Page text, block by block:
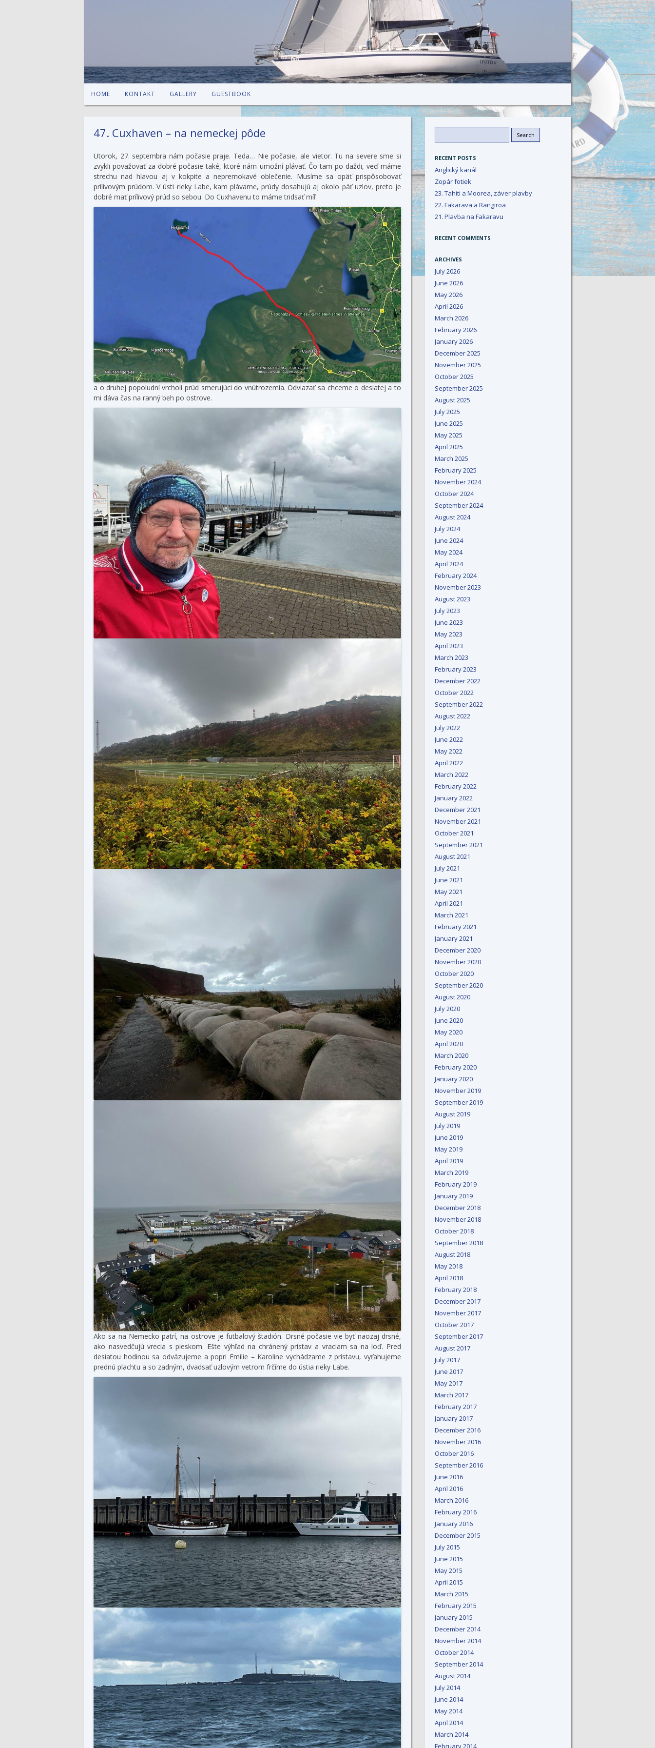
Skip to content
HOME KONTAKT GALLERY GUESTBOOK
47. Cuxhaven – na nemeckej pôde
Utorok, 27. septembra nám počasie praje. Teda… Nie počasie, ale vietor. Tu na severe sme si
zvykli považovať za dobré počasie také, ktoré nám umožní plávať. Čo tam po daždi, veď máme
strechu nad hlavou aj v kokpite a nepremokavé oblečenie. Musíme sa opäť prispôsobovať
prílivovým prúdom. V ústi rieky Labe, kam plávame, prúdy dosahujú aj okolo päť uzlov, preto je
dobré mať prílivový prúd so sebou. Do Cuxhavenu to máme tridsať míľ
a o druhej popoludní vrcholí prúd smerujúci do vnútrozemia. Odviazať sa chceme o desiatej a to
mi dáva čas na ranný beh po ostrove.
Ako sa na Nemecko patrí, na ostrove je futbalový štadión. Drsné počasie vie byť naozaj drsné,
ako nasvedčujú vrecia s pieskom. Ešte výhľad na chránený prístav a vraciam sa na loď. Pred
desiatou hodinou sa odväzujeme a popri Emilie – Karoline vychádzame z prístavu, vyťahujeme
prednú plachtu a so zadným, dvadsať uzlovým vetrom frčíme do ústia rieky Labe.
for:
RECENT POSTS
Anglický kanál
Zopár fotiek
23. Tahiti a Moorea, záver plavby
22. Fakarava a Rangiroa
21. Plavba na Fakaravu
RECENT COMMENTS
ARCHIVES
July 2026
June 2026
May 2026
April 2026
March 2026
February 2026
January 2026
December 2025
November 2025
October 2025
September 2025
August 2025
July 2025
June 2025
May 2025
April 2025
March 2025
February 2025
November 2024
October 2024
September 2024
August 2024
July 2024
June 2024
May 2024
April 2024
February 2024
November 2023
August 2023
July 2023
June 2023
May 2023
April 2023
March 2023
February 2023
December 2022
October 2022
September 2022
August 2022
July 2022
June 2022
May 2022
April 2022
March 2022
February 2022
January 2022
December 2021
November 2021
October 2021
September 2021
August 2021
July 2021
June 2021
May 2021
April 2021
March 2021
February 2021
January 2021
December 2020
November 2020
October 2020
September 2020
August 2020
July 2020
June 2020
May 2020
April 2020
March 2020
February 2020
January 2020
November 2019
September 2019
August 2019
July 2019
June 2019
May 2019
April 2019
March 2019
February 2019
January 2019
December 2018
November 2018
October 2018
September 2018
August 2018
May 2018
April 2018
February 2018
December 2017
November 2017
October 2017
September 2017
August 2017
July 2017
June 2017
May 2017
March 2017
February 2017
January 2017
December 2016
November 2016
October 2016
September 2016
June 2016
April 2016
March 2016
February 2016
January 2016
December 2015
July 2015
June 2015
May 2015
April 2015
March 2015
February 2015
January 2015
December 2014
November 2014
October 2014
September 2014
August 2014
July 2014
June 2014
May 2014
April 2014
March 2014
February 2014